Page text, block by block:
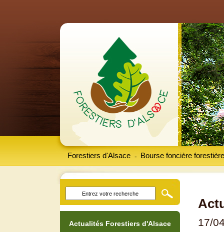
Forestiers d'Alsace Bourse foncière forestière
-
17/
Actualités Forestiers d'Alsace